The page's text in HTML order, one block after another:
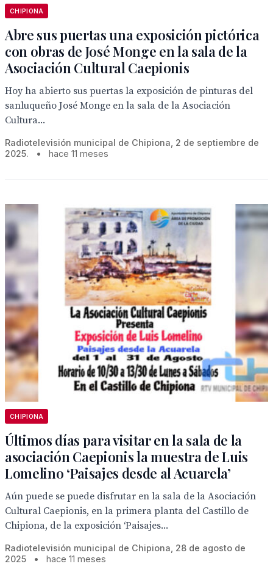
CHIPIONA
Abre sus puertas una exposición pictórica
con obras de José Monge en la sala de la
Asociación Cultural Caepionis
Hoy ha abierto sus puertas la exposición de pinturas del
sanluqueño José Monge en la sala de la Asociación
Cultura...
Radiotelevisión municipal de Chipiona, 2 de septiembre de
2025.
• hace 11 meses
CHIPIONA
Últimos días para visitar en la sala de la
asociación Caepionis la muestra de Luis
Lomelino ‘Paisajes desde al Acuarela’
Aún puede se puede disfrutar en la sala de la Asociación
Cultural Caepionis, en la primera planta del Castillo de
Chipiona, de la exposición ‘Paisajes...
Radiotelevisión municipal de Chipiona, 28 de agosto de
2025
• hace 11 meses